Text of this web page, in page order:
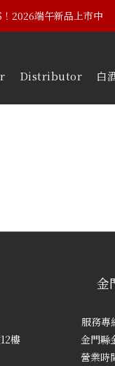
黃埔建校102週年紀念酒
2026端午新品上市中
Distributor 白
樓
金
服務專
金門縣
營業時